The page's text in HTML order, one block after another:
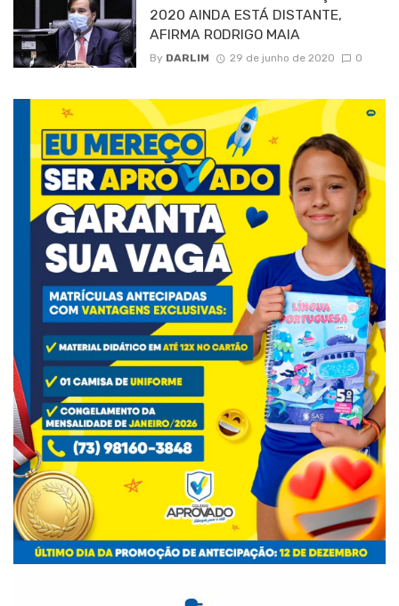
2020 AINDA ESTÁ DISTANTE,
AFIRMA RODRIGO MAIA
By DARLIM 29 de junho de 2020 0